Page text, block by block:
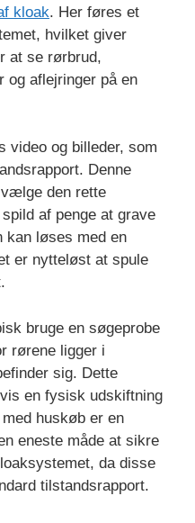
kloak. Her føres et
hvilket giver
at se rørbrud,
og aflejringer på en
video og billeder, som
Denne
den rette
af penge at grave
kan løses med en
er nytteløst at spule
bruge en søgeprobe
rørene ligger i
sig. Dette
en fysisk udskiftning
huskøb er en
eneste måde at sikre
da disse
tilstandsrapport.